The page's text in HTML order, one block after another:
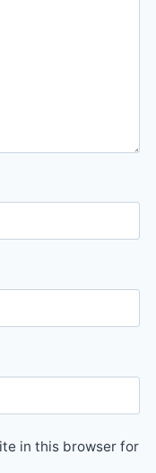
in this browser for